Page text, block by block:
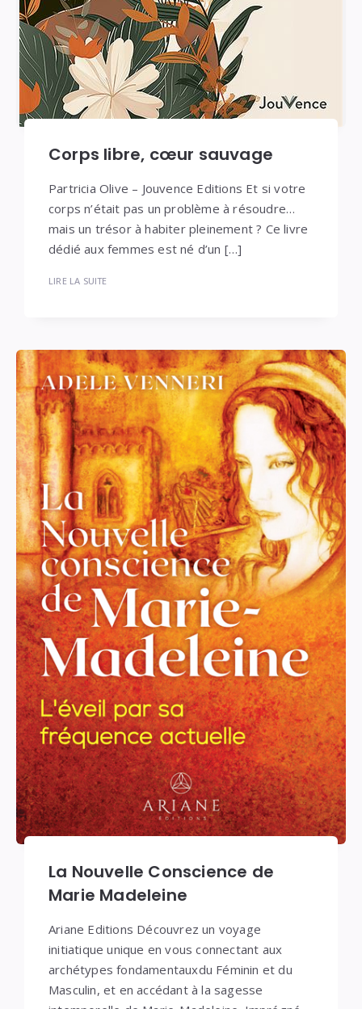
Corps libre, cœur sauvage
Partricia Olive – Jouvence Editions Et si votre
corps n’était pas un problème à résoudre…
mais un trésor à habiter pleinement ? Ce livre
dédié aux femmes est né d’un […]
LIRE LA SUITE
La Nouvelle Conscience de
Marie Madeleine
Ariane Editions Découvrez un voyage
initiatique unique en vous connectant aux
archétypes fondamentauxdu Féminin et du
Masculin, et en accédant à la sagesse